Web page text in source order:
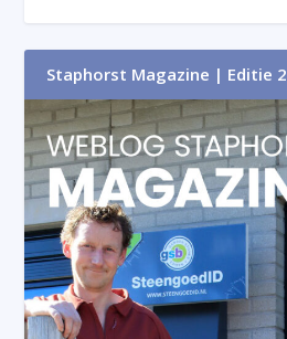
Staphorst Magazine | Editie 2